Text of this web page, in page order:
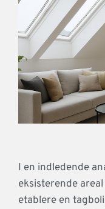
I en indledende
eksisterende
etablere en